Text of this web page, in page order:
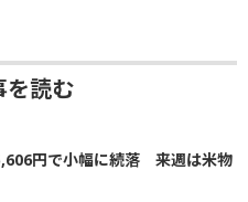
を読む
円で小幅に続落 来週は米物